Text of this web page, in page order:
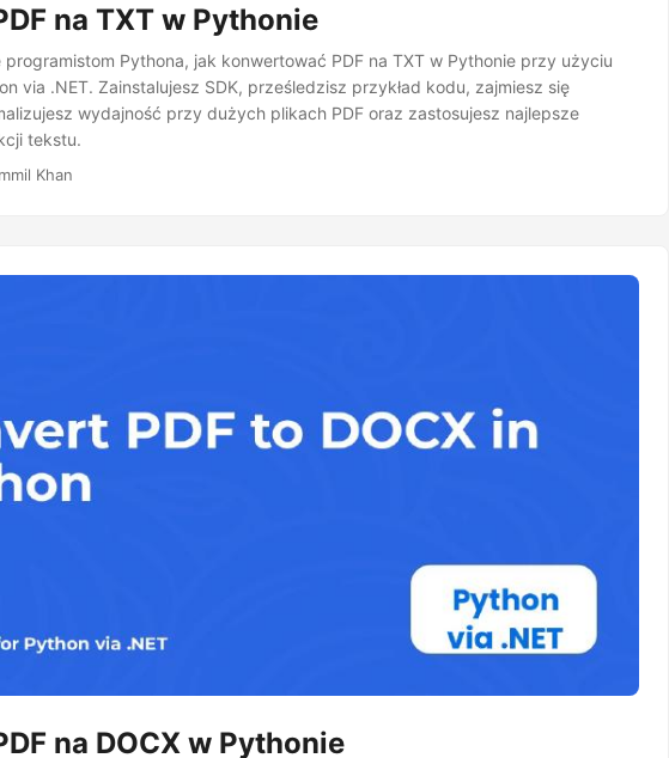
na TXT w Pythonie
Pythona, jak konwertować PDF na TXT w Pythonie przy użyciu
via .NET. Zainstalujesz SDK, prześledzisz przykład kodu, zajmiesz się
wydajność przy dużych plikach PDF oraz zastosujesz najlepsze
tekstu.
Khan
na DOCX w Pythonie